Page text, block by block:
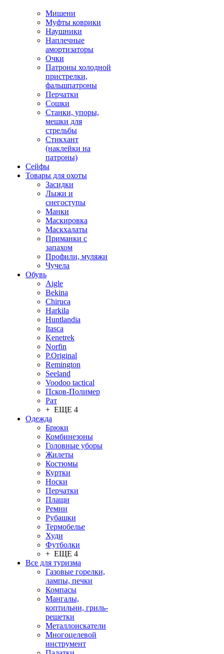
Мишени
Муфты коврики
Наушники
Наплечные
амортизаторы
Очки
Патроны холодной
пристрелки,
фальшпатроны
Перчатки
Сошки
Станки, упоры,
мешки для
стрельбы
Стикхант
(наклейки на
патроны)
Сейфы
Товары для охоты
Засидки
Лыжи и
снегоступы
Манки
Маскировка
Маскхалаты
Приманки с
запахом
Профили, муляжи
Чучела
Обувь
Aigle
Bekina
Chiruсa
Harkila
Huntlandia
Itasca
Kenetrek
Norfin
P.Original
Remington
Seeland
Voodoo tactical
Псков-Полимер
Рат
+ ЕЩЕ 4
Одежда
Брюки
Комбинезоны
Головные уборы
Жилеты
Костюмы
Куртки
Носки
Перчатки
Плащи
Ремни
Рубашки
Термобелье
Худи
Футболки
+ ЕЩЕ 4
Все для туризма
Газовые горелки,
лампы, печки
Компасы
Мангалы,
коптильни, гриль-
решетки
Металлоискатели
Многоцелевой
инструмент